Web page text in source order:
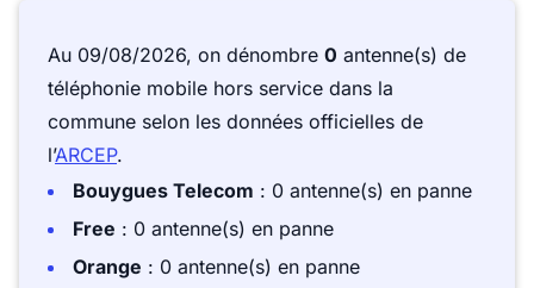
Au 09/08/2026, on dénombre 0 antenne(s) de
téléphonie mobile hors service dans la
commune selon les données officielles de
l’ARCEP.
Bouygues Telecom : 0 antenne(s) en panne
Free : 0 antenne(s) en panne
Orange : 0 antenne(s) en panne